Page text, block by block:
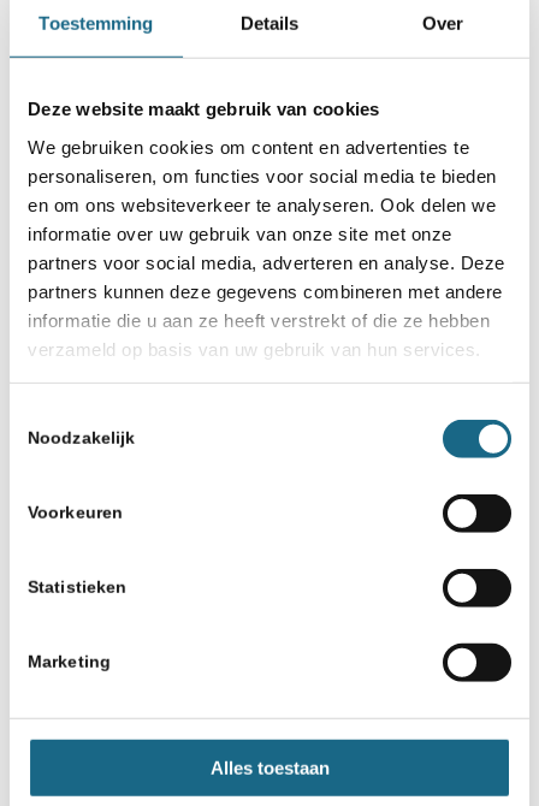
Toestemming Details Over
Deze website maakt gebruik van cookies
We gebruiken cookies om content en advertenties te
personaliseren, om functies voor social media te bieden
en om ons websiteverkeer te analyseren. Ook delen we
informatie over uw gebruik van onze site met onze
partners voor social media, adverteren en analyse. Deze
partners kunnen deze gegevens combineren met andere
informatie die u aan ze heeft verstrekt of die ze hebben
verzameld op basis van uw gebruik van hun services.
Noodzakelijk
Voorkeuren
Statistieken
Marketing
Alles toestaan
TeamNL
Deel dit stuk
Schaken.nl wordt mede mogelijk gemaakt